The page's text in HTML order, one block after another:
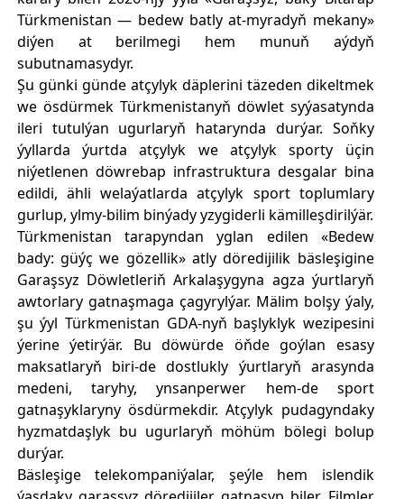
Türkmenistan — bedew batly at-myradyň mekany»
diýen at berilmegi hem munuň aýdyň
subutnamasydyr.
Şu günki günde atçylyk däplerini täzeden dikeltmek
we ösdürmek Türkmenistanyň döwlet syýasatynda
ileri tutulýan ugurlaryň hatarynda durýar. Soňky
ýyllarda ýurtda atçylyk we atçylyk sporty üçin
niýetlenen döwrebap infrastruktura desgalar bina
edildi, ähli welaýatlarda atçylyk sport toplumlary
gurlup, ylmy-bilim binýady yzygiderli kämilleşdirilýär.
Türkmenistan tarapyndan yglan edilen «Bedew
bady: güýç we gözellik» atly döredijilik bäsleşigine
Garaşsyz Döwletleriň Arkalaşygyna agza ýurtlaryň
awtorlary gatnaşmaga çagyrylýar. Mälim bolşy ýaly,
şu ýyl Türkmenistan GDA-nyň başlyklyk wezipesini
ýerine ýetirýär. Bu döwürde öňde goýlan esasy
maksatlaryň biri-de dostlukly ýurtlaryň arasynda
medeni, taryhy, ynsanperwer hem-de sport
gatnaşyklaryny ösdürmekdir. Atçylyk pudagyndaky
hyzmatdaşlyk bu ugurlaryň möhüm bölegi bolup
durýar.
Bäsleşige telekompaniýalar, şeýle hem islendik